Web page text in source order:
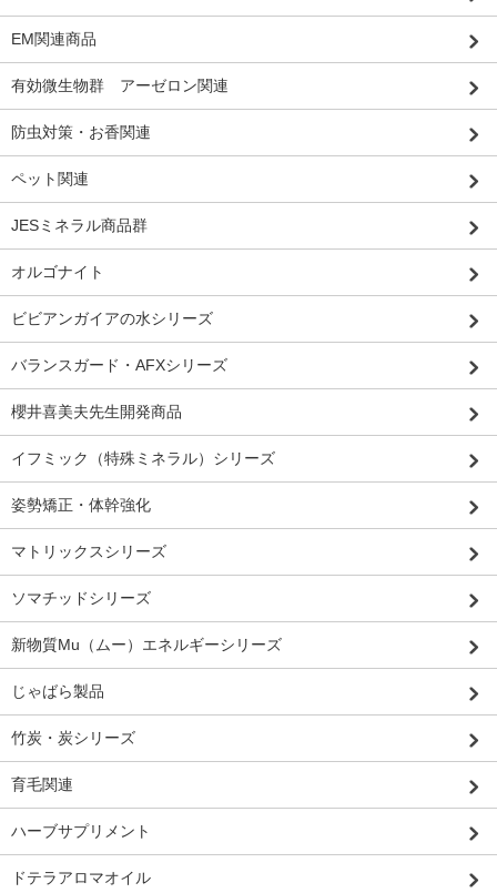
EM関連商品
有効微生物群 アーゼロン関連
防虫対策・お香関連
ペット関連
JESミネラル商品群
オルゴナイト
ビビアンガイアの水シリーズ
バランスガード・AFXシリーズ
櫻井喜美夫先生開発商品
イフミック（特殊ミネラル）シリーズ
姿勢矯正・体幹強化
マトリックスシリーズ
ソマチッドシリーズ
新物質Mu（ムー）エネルギーシリーズ
じゃばら製品
竹炭・炭シリーズ
育毛関連
ハーブサプリメント
ドテラアロマオイル